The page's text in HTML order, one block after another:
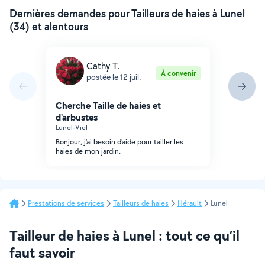
Dernières demandes pour Tailleurs de haies à Lunel
(34) et alentours
Cathy T.
postée le 12 juil. À convenir
Cherche Taille de haies et
d'arbustes
Lunel-Viel
Bonjour, j'ai besoin d'aide pour tailler les
haies de mon jardin.
Prestations de services Tailleurs de haies Hérault Lunel
Tailleur de haies à Lunel : tout ce qu’il
faut savoir